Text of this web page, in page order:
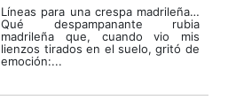
Líneas para una crespa madrileña…
Qué despampanante rubia
madrileña que, cuando vio mis
lienzos tirados en el suelo, gritó de
emoción:...